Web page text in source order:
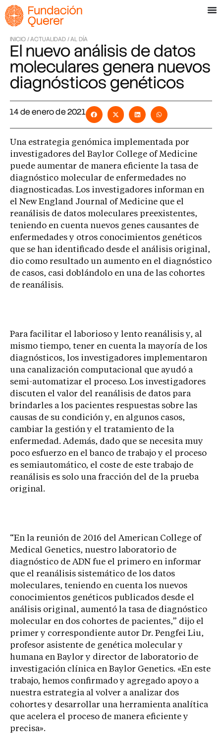
INICIO /ACTUALIDAD /AL DÍA
El nuevo análisis de datos
moleculares genera nuevos
diagnósticos genéticos
14 de enero de 2021
Una estrategia genómica implementada por
investigadores del Baylor College of Medicine
puede aumentar de manera eficiente la tasa de
diagnóstico molecular de enfermedades no
diagnosticadas. Los investigadores informan en
el New England Journal of Medicine que el
reanálisis de datos moleculares preexistentes,
teniendo en cuenta nuevos genes causantes de
enfermedades y otros conocimientos genéticos
que se han identificado desde el análisis original,
dio como resultado un aumento en el diagnóstico
de casos, casi doblándolo en una de las cohortes
de reanálisis.
Para facilitar el laborioso y lento reanálisis y, al
mismo tiempo, tener en cuenta la mayoría de los
diagnósticos, los investigadores implementaron
una canalización computacional que ayudó a
semi-automatizar el proceso. Los investigadores
discuten el valor del reanálisis de datos para
brindarles a los pacientes respuestas sobre las
causas de su condición y, en algunos casos,
cambiar la gestión y el tratamiento de la
enfermedad. Además, dado que se necesita muy
poco esfuerzo en el banco de trabajo y el proceso
es semiautomático, el coste de este trabajo de
reanálisis es solo una fracción del de la prueba
original.
“En la reunión de 2016 del American College of
Medical Genetics, nuestro laboratorio de
diagnóstico de ADN fue el primero en informar
que el reanálisis sistemático de los datos
moleculares, teniendo en cuenta los nuevos
conocimientos genéticos publicados desde el
análisis original, aumentó la tasa de diagnóstico
molecular en dos cohortes de pacientes,” dijo el
primer y correspondiente autor Dr. Pengfei Liu,
profesor asistente de genética molecular y
humana en Baylor y director de laboratorio de
investigación clínica en Baylor Genetics. «En este
trabajo, hemos confirmado y agregado apoyo a
nuestra estrategia al volver a analizar dos
cohortes y desarrollar una herramienta analítica
que acelera el proceso de manera eficiente y
precisa».